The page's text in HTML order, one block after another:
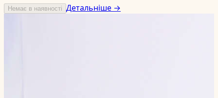
Немає в наявності Детальніше →